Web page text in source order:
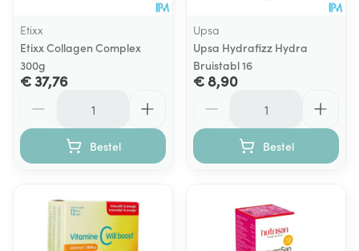
Etixx
Etixx Collagen Complex
300g
€ 37,76
Bestel
Upsa
Upsa Hydrafizz Hydra
Bruistabl 16
€ 8,90
Bestel